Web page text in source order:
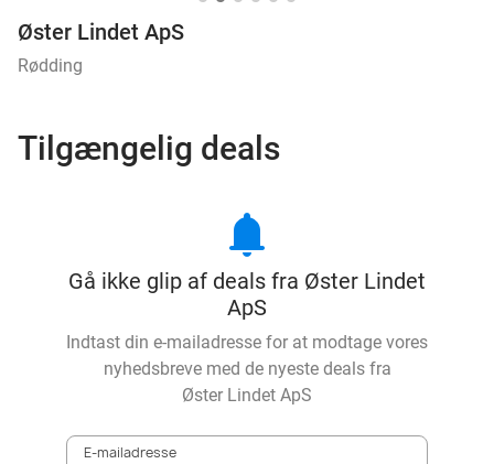
Øster Lindet ApS
Rødding
Tilgængelig deals
notifications
Gå ikke glip af deals fra Øster Lindet
ApS
Indtast din e-mailadresse for at modtage vores
nyhedsbreve med de nyeste deals fra
Øster Lindet ApS
E-mailadresse